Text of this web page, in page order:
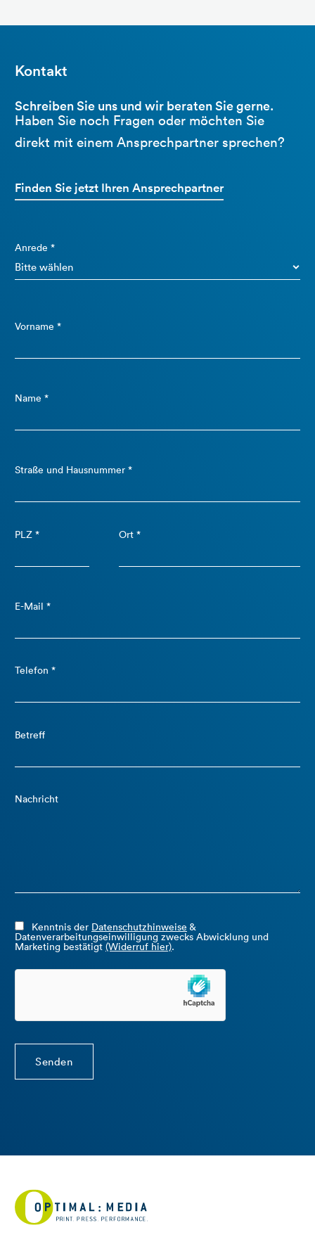
Kontakt
Schreiben Sie uns und wir beraten Sie gerne.
Haben Sie noch Fragen oder möchten Sie
direkt mit einem Ansprechpartner sprechen?
Finden Sie jetzt Ihren Ansprechpartner
Anrede *
Vorname *
Name *
Straße und Hausnummer *
PLZ * Ort *
E-Mail *
Telefon *
Betreff
Nachricht
Kenntnis der Datenschutzhinweise &
Datenverarbeitungseinwilligung zwecks Abwicklung und
Marketing bestätigt (Widerruf hier).